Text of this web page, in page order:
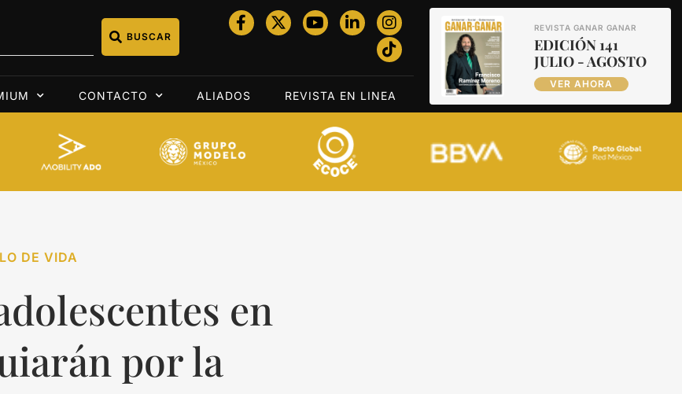
BUSCAR
CONTACTO ALIADOS REVISTA EN LINEA
REVISTA GANAR GANAR
EDICIÓN 141
JULIO - AGOSTO
VER AHORA
DE VIDA
en
por la